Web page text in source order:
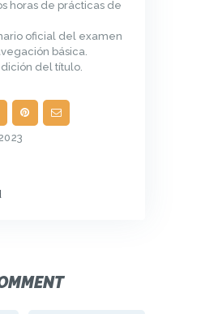
horas de prácticas de
oficial del examen
básica.
del título.